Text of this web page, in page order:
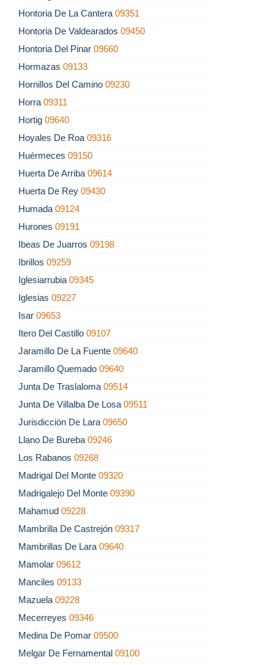
Hontoria De La Cantera 09351
Hontoria De Valdearados 09450
Hontoria Del Pinar 09660
Hormazas 09133
Hornillos Del Camino 09230
Horra 09311
Hortig 09640
Hoyales De Roa 09316
Huérmeces 09150
Huerta De Arriba 09614
Huerta De Rey 09430
Humada 09124
Hurones 09191
Ibeas De Juarros 09198
Ibrillos 09259
Iglesiarrubia 09345
Iglesias 09227
Isar 09653
Itero Del Castillo 09107
Jaramillo De La Fuente 09640
Jaramillo Quemado 09640
Junta De Traslaloma 09514
Junta De Villalba De Losa 09511
Jurisdicción De Lara 09650
Llano De Bureba 09246
Los Rabanos 09268
Madrigal Del Monte 09320
Madrigalejo Del Monte 09390
Mahamud 09228
Mambrilla De Castrejón 09317
Mambrillas De Lara 09640
Mamolar 09612
Manciles 09133
Mazuela 09228
Mecerreyes 09346
Medina De Pomar 09500
Melgar De Fernamental 09100